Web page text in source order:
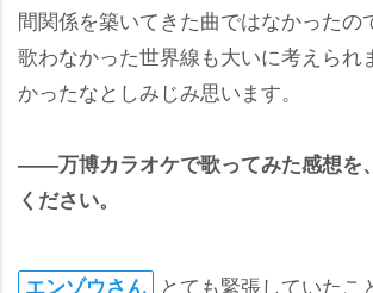
間関係を築いてきた曲ではなかったの
歌わなかった世界線も大いに考えられ
かったなとしみじみ思います。
――万博カラオケで歌ってみた感想を
ください。
エンゾウさん とても緊張していたこ